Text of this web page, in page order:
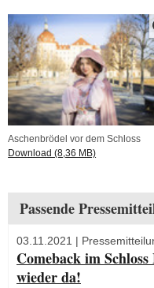
Aschenbrödel vor dem Schloss
Download (8,36 MB)
Passende
03.11.2021 |
Comeback im
wieder da!